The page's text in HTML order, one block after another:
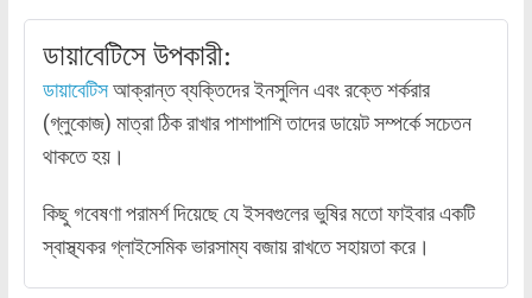
ডায়াবেটিসে উপকারী:
ডায়াবেটিসআক্রান্ত ব্যক্তিদের ইনসুলিন এবং রক্তে শর্করার
(গ্লুকোজ) মাত্রা ঠিক রাখার পাশাপাশি তাদের ডায়েট সম্পর্কে সচেতন
থাকতে হয়।
কিছু গবেষণা পরামর্শ দিয়েছে যে ইসবগুলের ভুষির মতো ফাইবার একটি
স্বাস্থ্যকর গ্লাইসেমিক ভারসাম্য বজায় রাখতে সহায়তা করে।